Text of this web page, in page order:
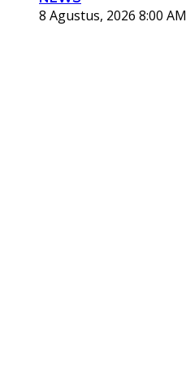
8 Agustus, 2026 8:00 AM